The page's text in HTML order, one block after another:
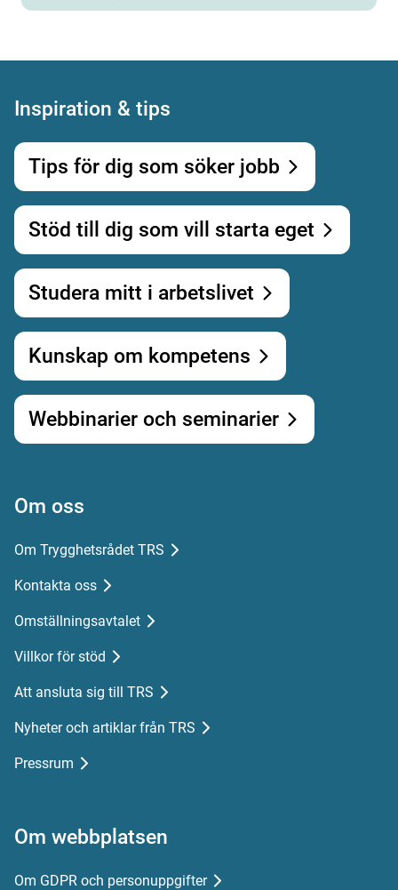
Inspiration & tips
Tips för dig som söker jobb
Stöd till dig som vill starta eget
Studera mitt i arbetslivet
Kunskap om kompetens
Webbinarier och seminarier
Om oss
Om Trygghetsrådet TRS
Kontakta oss
Omställningsavtalet
Villkor för stöd
Att ansluta sig till TRS
Nyheter och artiklar från TRS
Pressrum
Om webbplatsen
Om GDPR och personuppgifter